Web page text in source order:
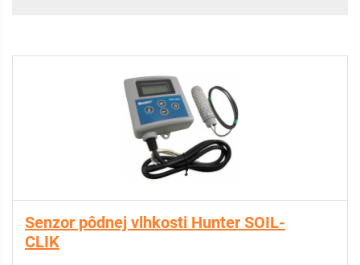
Senzor pôdnej vlhkosti Hunter SOIL-
CLIK